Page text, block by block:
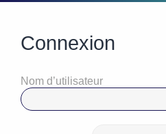
Connexion
Nom d’utilisateur